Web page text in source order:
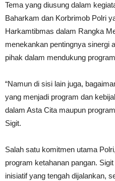
Tema yang diusung dalam
Baharkam dan Korbrimob Polri
Harkamtibmas dalam Rangka
menekankan pentingnya sinergi
pihak dalam mendukung
“Namun di sisi lain juga,
yang menjadi program dan
dalam Asta Cita maupun
Sigit.
Salah satu komitmen utama
program ketahanan pangan.
inisiatif yang tengah dijalankan,